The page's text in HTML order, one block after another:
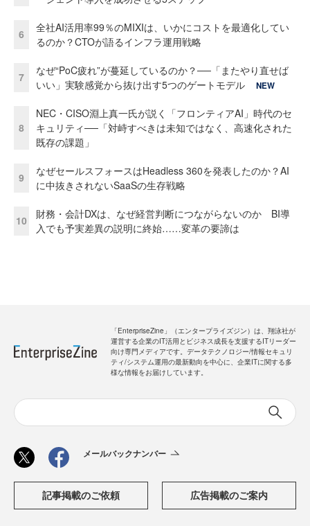
6
全社AI活用率99％のMIXIは、いかにコストを最適化してい
るのか？CTOが語るインフラ運用戦略
7
なぜ“PoC疲れ”が蔓延しているのか？──「またやり直せば
いい」実験感覚から抜け出す5つのゲートモデル
NEW
8
NEC・CISO淵上真一氏が説く「フロンティアAI」時代のセ
キュリティ──「対峙すべきは未知ではなく、高速化された
既存の課題」
9
なぜセールスフォースはHeadless 360を発表したのか？AI
に中抜きされないSaaSの生存戦略
10
財務・会計DXは、なぜ経営判断につながらないのか BI導
入でも予実差異の説明に終始……変革の要諦は
「EnterpriseZine」（エンタープライズジン）は、翔泳社が
運営する企業のIT活用とビジネス成長を支援するITリーダー
向け専門メディアです。データテクノロジー/情報セキュリ
ティ/システム運用の最新動向を中心に、企業ITに関する多
様な情報をお届けしています。
メールバックナンバー
記事掲載のご依頼 広告掲載のご案内